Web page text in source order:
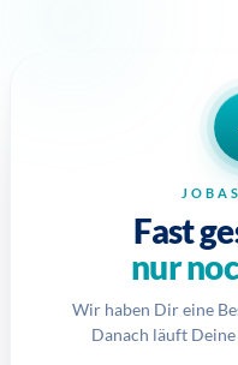
Fast
nur
Wir haben Dir eine
Danach läuft